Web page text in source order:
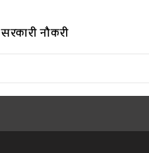
सरकारी नौकरी